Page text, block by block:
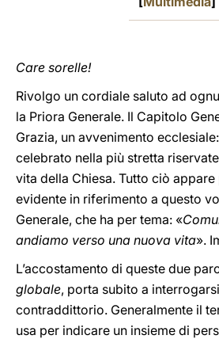
Care sorelle!
Rivolgo un cordiale saluto ad
la Priora Generale. Il Capitolo
Grazia, un avvenimento
celebrato nella più stretta
vita della Chiesa. Tutto ciò
evidente in riferimento a questo
Generale, che ha per tema: «
andiamo verso una nuova vita».
L’accostamento di queste due
globale, porta subito a
contraddittorio. Generalmente il
usa per indicare un insieme di